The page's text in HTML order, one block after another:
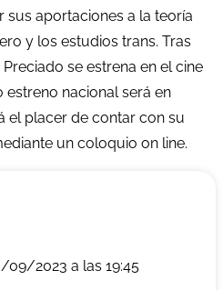
aportaciones a la teoría
y los estudios trans. Tras
se estrena en el cine
nacional será en
el placer de contar con su
un coloquio on line.
09/2023 a las 19:45